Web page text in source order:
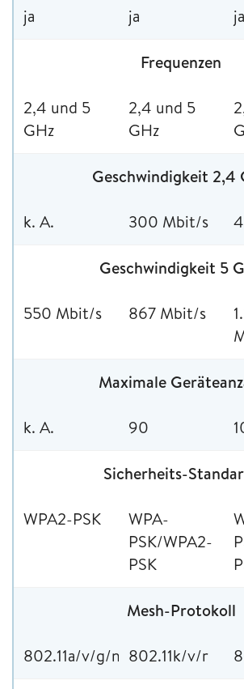
ja ja ja
Frequenzen
2,4 und 5
GHz
2,4 und 5
GHz
Geschwindigkeit 2,4
k. A. 300 Mbit/s
Geschwindigkeit 5
550 Mbit/s 867 Mbit/s
Maximale
k. A. 90
Sicherheits-
WPA2-PSK
WPA-
PSK/WPA2-
PSK
Mesh-Protokoll
802.11a/v/g/n/ac802.11k/v/r